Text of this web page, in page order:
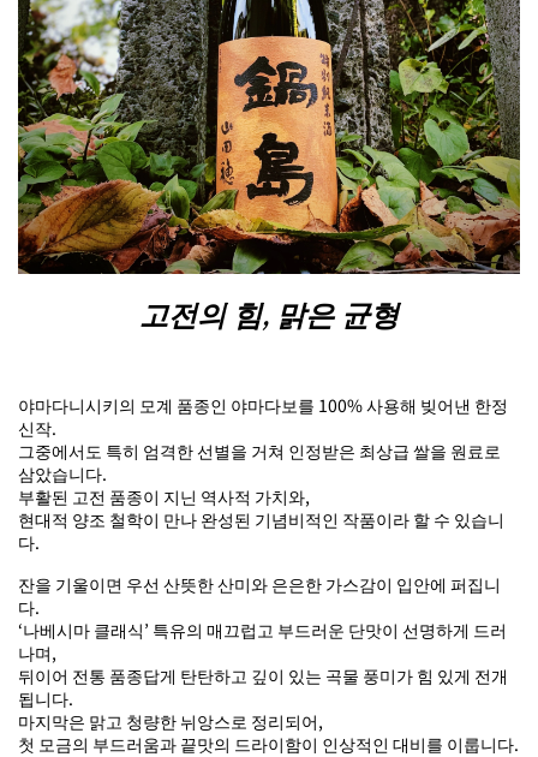
고전의 힘, 맑은 균형
야마다니시키의 모계 품종인 야마다보를 100% 사용해 빚어낸 한정
신작.
그중에서도 특히 엄격한 선별을 거쳐 인정받은 최상급 쌀을 원료로
삼았습니다.
부활된 고전 품종이 지닌 역사적 가치와,
현대적 양조 철학이 만나 완성된 기념비적인 작품이라 할 수 있습니
다.
잔을 기울이면 우선 산뜻한 산미와 은은한 가스감이 입안에 퍼집니
다.
‘나베시마 클래식’ 특유의 매끄럽고 부드러운 단맛이 선명하게 드러
나며,
뒤이어 전통 품종답게 탄탄하고 깊이 있는 곡물 풍미가 힘 있게 전개
됩니다.
마지막은 맑고 청량한 뉘앙스로 정리되어,
첫 모금의 부드러움과 끝맛의 드라이함이 인상적인 대비를 이룹니다.